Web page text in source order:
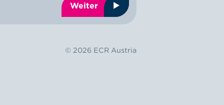
Weiter
© 2026 ECR Austria